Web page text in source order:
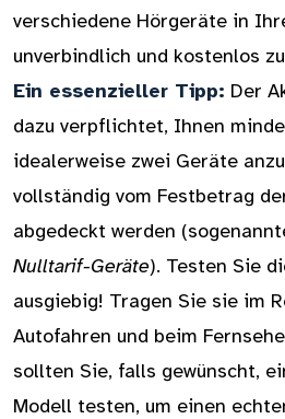
verschiedene Hörgeräte in
unverbindlich und kostenlos
Ein essenzieller Tipp: Der
dazu verpflichtet, Ihnen
idealerweise zwei Geräte
vollständig vom Festbetrag
abgedeckt werden
Nulltarif-Geräte). Testen Sie
ausgiebig! Tragen Sie sie im
Autofahren und beim
sollten Sie, falls gewünscht,
Modell testen, um einen